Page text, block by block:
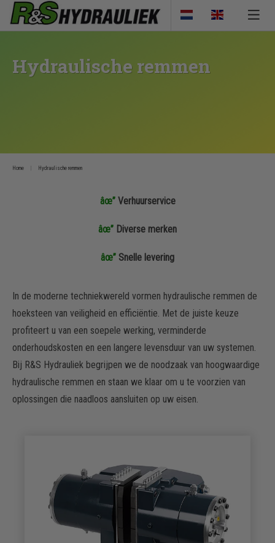
Hydraulische remmen
Home Hydraulische remmen
âœ” Verhuurservice
âœ” Diverse merken
âœ” Snelle levering
In de moderne techniekwereld vormen hydraulische remmen de
hoeksteen van veiligheid en efficiëntie. Met de juiste keuze
profiteert u van een soepele werking, verminderde
onderhoudskosten en een langere levensduur van uw systemen.
Bij R&S Hydrauliek begrijpen we de noodzaak van hoogwaardige
hydraulische remmen en staan we klaar om u te voorzien van
oplossingen die naadloos aansluiten op uw eisen.